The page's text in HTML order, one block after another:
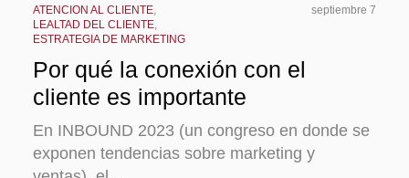
ATENCION AL CLIENTE,
LEALTAD DEL CLIENTE,
ESTRATEGIA DE MARKETING
septiembre 7
Por qué la conexión con el
cliente es importante
En INBOUND 2023 (un congreso en donde se
exponen tendencias sobre marketing y